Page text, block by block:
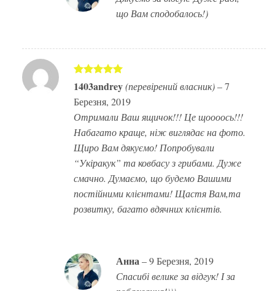
що Вам сподобалось!)
Оцінено в
5 з 5
1403andrey(перевірений власник) – 7
Березня, 2019
Отримали Ваш ящичок!!! Це щоооось!!!
Набагато краще, ніж виглядає на фото.
Щиро Вам дякуємо! Попробували
“Укіракук” та ковбасу з грибами. Дуже
смачно. Думаємо, що будемо Вашими
постійними клієнтами! Щастя Вам,та
розвитку, багато вдячних клієнтів.
Анна– 9 Березня, 2019
Спасибі велике за відгук! І за